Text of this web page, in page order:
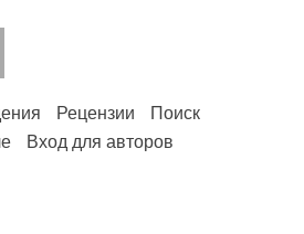
Рецензии
Поиск
Вход для авторов